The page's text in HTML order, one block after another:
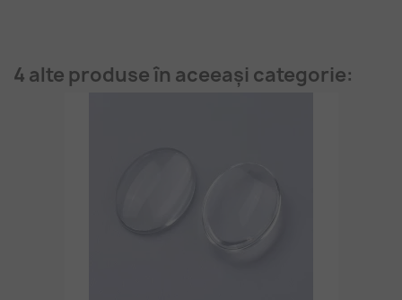
4 alte produse în aceeași categorie: